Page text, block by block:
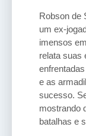
Robson de
um ex-
imensos
relata suas
e as
sucesso.
mostrando
batalhas e